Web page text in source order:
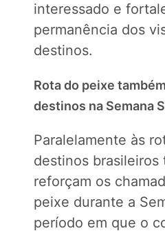
interessado e
permanência dos
destinos.
Rota do peixe
destinos na Semana
Paralelamente às
destinos brasileiros
reforçam os
peixe durante a
período em que o